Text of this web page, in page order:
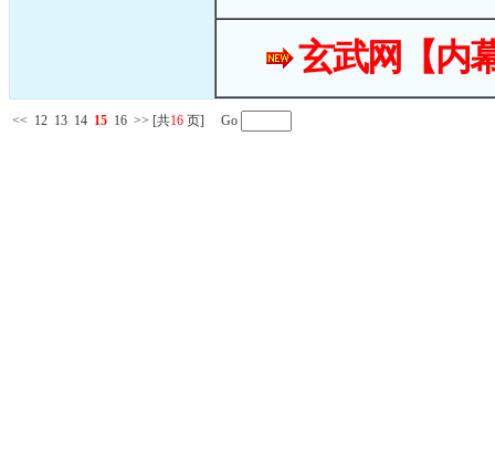
玄武网【内
<< 12 13 14 15 16 >> [共16 页] Go